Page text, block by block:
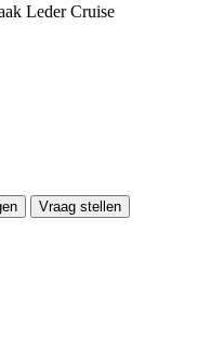
Leder Cruise
Vraag stellen